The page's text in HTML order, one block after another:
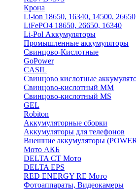
Крона
Li-ion 18650, 16340, 14500,
LiFePO4 18650, 26650, 16340
Li-Pol Аккумуляторы
Промышленные аккумуляторы
Свинцово-Кислотные
GoPower
CASIL
Свинцово кислотные
Cвинцово-кислотный MM
Cвинцово-кислотный MS
GEL
Robiton
Аккумуляторные сборки
Аккумуляторы для телефонов
Внешние аккумуляторы
Мото АКБ
DELTA CT Мото
DELTA EPS
RED ENERGY RE Мото
Фотоаппараты, Видеокамеры